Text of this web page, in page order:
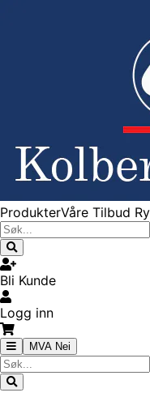
ProdukterVåre Tilbud
Bli Kunde
Logg inn
MVA Nei